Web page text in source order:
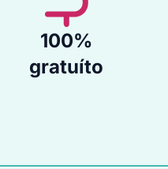
100%
gratuíto